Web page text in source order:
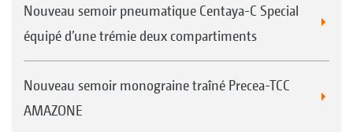
Nouveau semoir pneumatique Centaya-C Special
équipé d’une trémie deux compartiments
Nouveau semoir monograine traîné Precea-TCC
AMAZONE